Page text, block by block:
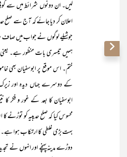
لیں۔ ان دونوں شرائط میں سے
اعلان کر دیا جائے کہ آج سے صلح
جوشیلے لوگوں نے جواب میں صاف
ہمیں تیسری بات منظور ہے۔
ختم۔ اس موقع پر ابوسفیان بھی
کے دوسرے جہاں دیدہ اور
ابوسفیان کا بعد کے غور و فکر کا
محسوس کیا کہ صلح حدیبیہ کو
بہت بڑی غلطی کا ارتکاب ہوا
دوڑے مدینہ پہنچے اور انہوں نے